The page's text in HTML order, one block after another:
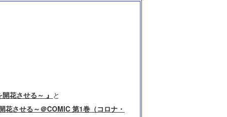
花させる～ 』 と
花させる～＠COMIC 第1巻（コロナ・